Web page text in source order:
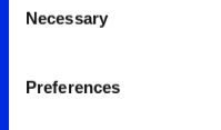
Selection
Necessary
Preferences
mundo está